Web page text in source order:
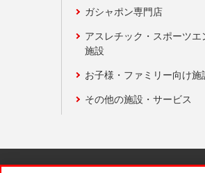
ガシャポン専門店
アスレチック・スポーツエ
施設
お子様・ファミリー向け施
その他の施設・サービス